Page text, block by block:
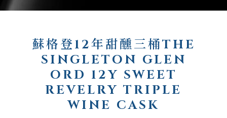
蘇格登12年甜醺三桶THE
SINGLETON GLEN
ORD 12Y SWEET
REVELRY TRIPLE
WINE CASK